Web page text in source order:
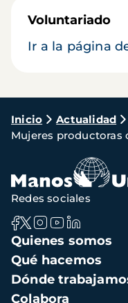
Voluntariado
Ir a la página
Ruta
de
navegación
Inicio Actualidad
Mujeres productoras
Navegación
principal
Quienes somos
Qué hacemos
Dónde
Colabora
Redes sociales